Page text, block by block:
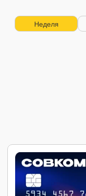
Неделя